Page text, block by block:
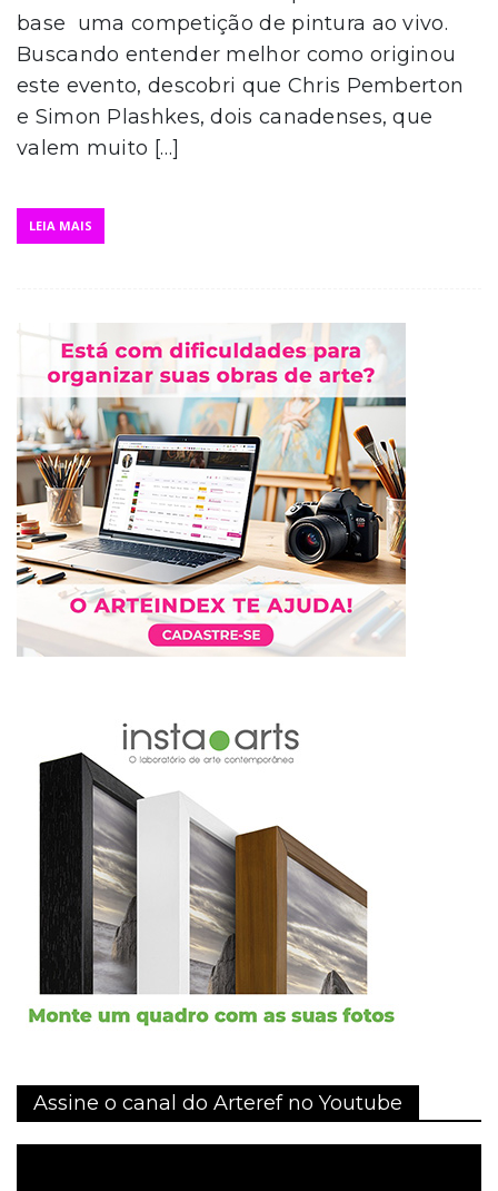
base uma competição de pintura ao vivo.
Buscando entender melhor como originou
este evento, descobri que Chris Pemberton
e Simon Plashkes, dois canadenses, que
valem muito […]
LEIA MAIS
Assine o canal do Arteref no Youtube